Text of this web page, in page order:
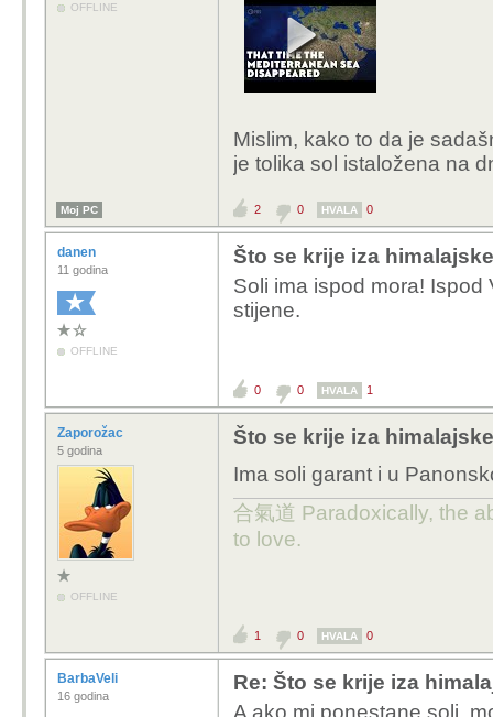
OFFLINE
Mislim, kako to da je
je tolika sol istaložena na
Moj PC 2 0 HVALA 0
danen
11 godina
OFFLINE
Što se krije iza
Soli ima ispod mora!
stijene.
0 0 HVALA 1
Zaporožac
5 godina
OFFLINE
Što se krije iza
Ima soli garant i u
合氣道 Paradoxically, the
to love.
1 0 HVALA 0
BarbaVeli
16 godina
Re: Što se krije iza
A ako mi ponestane soli,